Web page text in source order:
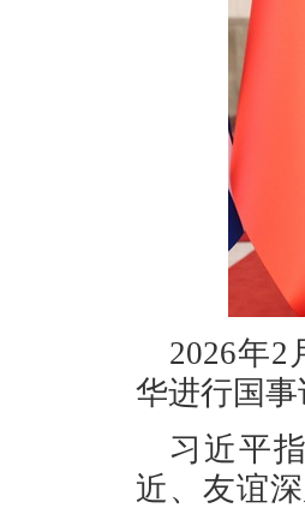
2026年2
华进行国
习近平
近、友谊